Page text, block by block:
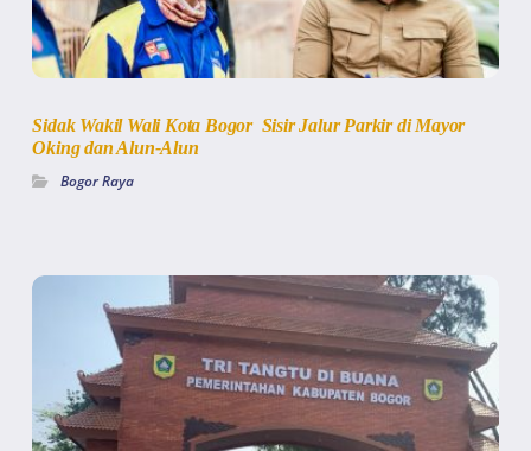
Sidak Wakil Wali Kota Bogor Sisir Jalur Parkir di Mayor
Oking dan Alun-Alun
Bogor Raya